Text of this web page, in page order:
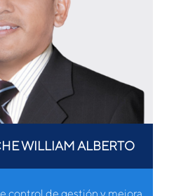
WILLIAM ALBERTO